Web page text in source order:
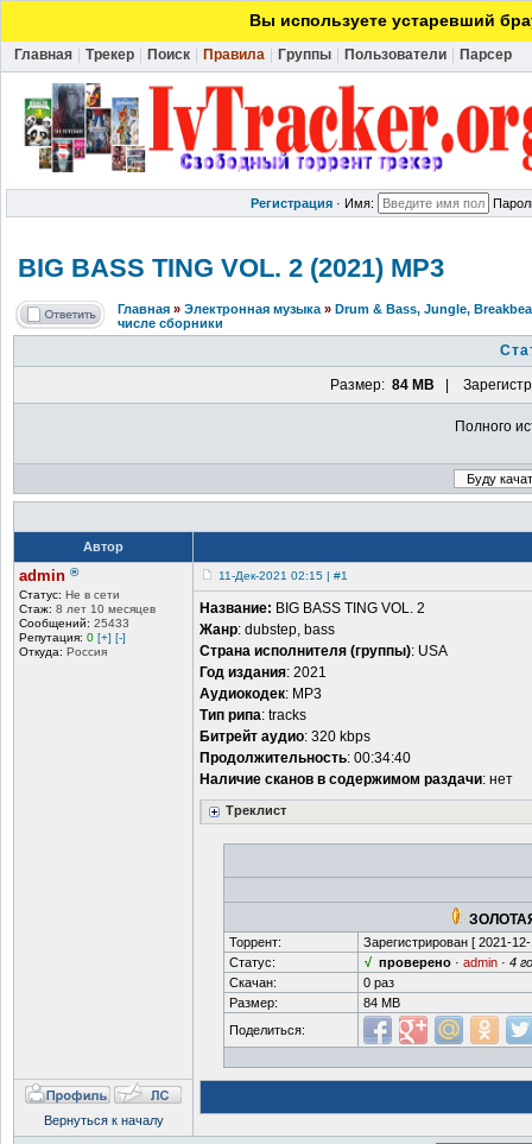
Вы используете устаревший
Главная Трекер Поиск Правила Группы Пользователи Парсер
Регистрация · Имя:
BIG BASS TING VOL. 2 (2021) MP3
Главная » Электронная музыка » Drum & Bass, Jungle,
числе сборники
Размер: 84 MB |
Полного
Автор
admin ®
Статус: Не в сети
Стаж: 8 лет 10 месяцев
Сообщений: 25433
Репутация: 0 [+] [-]
Откуда: Россия
11-Дек-2021 02:15 | #1
Название: BIG BASS TING VOL. 2
Жанр: dubstep, bass
Страна исполнителя (группы): USA
Год издания: 2021
Аудиокодек: MP3
Тип рипа: tracks
Битрейт аудио: 320 kbps
Продолжительность: 00:34:40
Наличие сканов в содержимом раздачи: нет
Треклист
Торрент: Зарегистрирован [ 2021-
Статус:
√ проверено · admin · 4
Скачан:
0 раз
Размер:
84 MB
Поделиться:
Вернуться к началу